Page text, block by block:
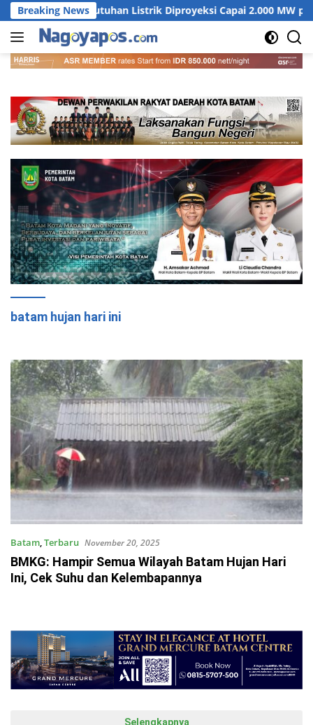
Langsung
ke
konten
Breaking News
Listrik Diproyeksi Capai 2.000 MW pada 2031
batam hujan hari ini
Batam,Terbaru November 20, 2025
BMKG: Hampir Semua Wilayah Batam Hujan Hari
Ini, Cek Suhu dan Kelembapannya
Selengkapnya